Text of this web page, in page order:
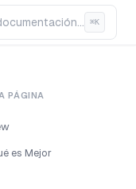
⌘K
PÁGINA
es Mejor